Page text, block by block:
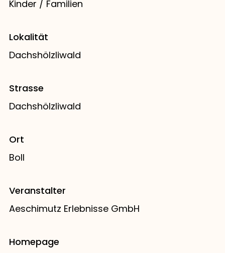
Kinder / Familien
Lokalität
Dachshölzliwald
Strasse
Dachshölzliwald
Ort
Boll
Veranstalter
Aeschimutz Erlebnisse GmbH
Homepage